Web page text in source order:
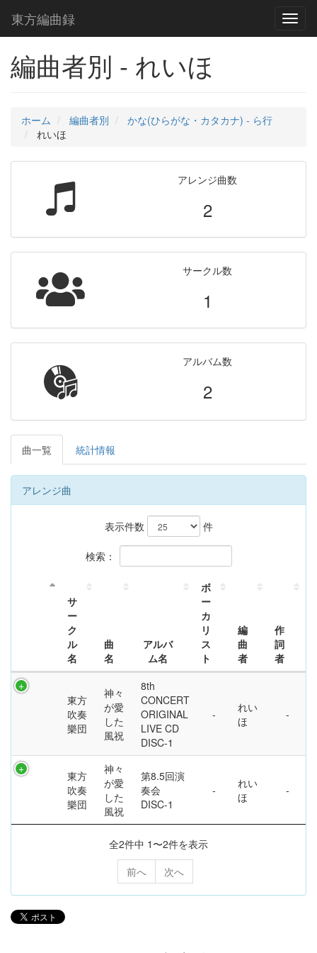
東方編曲録
編曲者別 - れいほ
ホーム 編曲者別
かな(ひらがな・カタカナ) - ら行
れいほ
アレンジ曲数
2
サークル数
1
アルバム数
2
曲一覧 統計情報
アレンジ曲
表示件数 件
検索：
サ
ー
ク
ル
名
曲
名
アルバ
ム名
ボ
ー
カ
リ
ス
ト
編
曲
者
作
詞
者
東方
吹奏
樂団
神々
が愛
した
風祝
8th
CONCERT
ORIGINAL
LIVE CD
DISC-1
れい
ほ
東方
吹奏
樂団
神々
が愛
した
風祝
第8.5回演
奏会
DISC-1
れい
ほ
全2件中 1〜2件を表示
前へ
次へ